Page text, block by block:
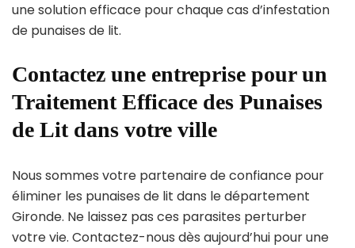
une solution efficace pour chaque cas d’infestation
de punaises de lit.
Contactez une entreprise pour un
Traitement Efficace des Punaises
de Lit dans votre ville
Nous sommes votre partenaire de confiance pour
éliminer les punaises de lit dans le département
Gironde. Ne laissez pas ces parasites perturber
votre vie. Contactez-nous dès aujourd’hui pour une